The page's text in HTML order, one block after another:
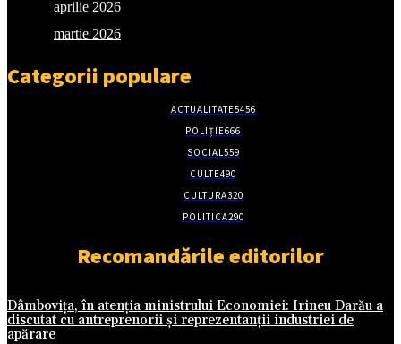
aprilie 2026
martie 2026
Categorii populare
ACTUALITATE5456
POLIȚIE666
SOCIAL 559
CULTE490
CULTURA320
POLITICA290
Recomandările editorilor
Dâmbovița, în atenția ministrului Economiei: Irineu Darău a
discutat cu antreprenorii și reprezentanții industriei de
apărare